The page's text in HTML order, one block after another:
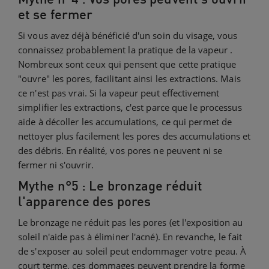
et se fermer
Si vous avez déjà bénéficié d'un soin du visage, vous
connaissez probablement la pratique de la vapeur .
Nombreux sont ceux qui pensent que cette pratique
"ouvre" les pores, facilitant ainsi les extractions. Mais
ce n'est pas vrai. Si la vapeur peut effectivement
simplifier les extractions, c'est parce que le processus
aide à décoller les accumulations, ce qui permet de
nettoyer plus facilement les pores des accumulations et
des débris. En réalité, vos pores ne peuvent ni se
fermer ni s'ouvrir.
Mythe n°5 : Le bronzage réduit
l'apparence des pores
Le bronzage ne réduit pas les pores (et l'exposition au
soleil n'aide pas à éliminer l'acné). En revanche, le fait
de s'exposer au soleil peut endommager votre peau. À
court terme, ces dommages peuvent prendre la forme